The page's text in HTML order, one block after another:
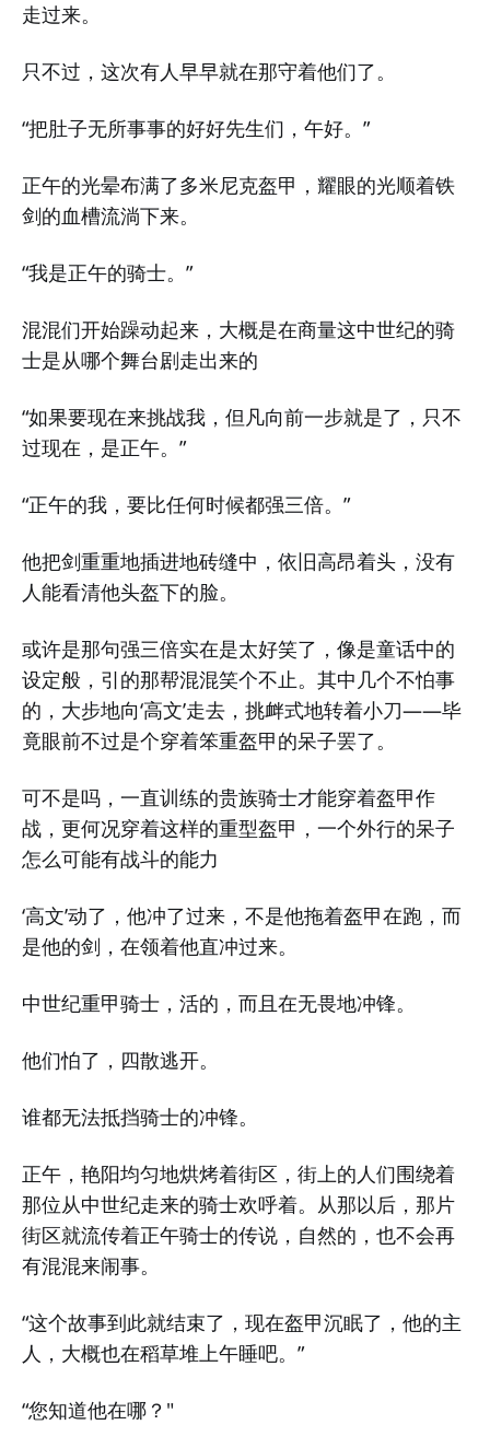
走过来。
只不过，这次有人早早就在那守着他们了。
“把肚子无所事事的好好先生们，午好。”
正午的光晕布满了多米尼克盔甲，耀眼的光顺着铁
剑的血槽流淌下来。
“我是正午的骑士。”
混混们开始躁动起来，大概是在商量这中世纪的骑
士是从哪个舞台剧走出来的
“如果要现在来挑战我，但凡向前一步就是了，只不
过现在，是正午。”
“正午的我，要比任何时候都强三倍。”
他把剑重重地插进地砖缝中，依旧高昂着头，没有
人能看清他头盔下的脸。
或许是那句强三倍实在是太好笑了，像是童话中的
设定般，引的那帮混混笑个不止。其中几个不怕事
的，大步地向‘高文’走去，挑衅式地转着小刀——毕
竟眼前不过是个穿着笨重盔甲的呆子罢了。
可不是吗，一直训练的贵族骑士才能穿着盔甲作
战，更何况穿着这样的重型盔甲，一个外行的呆子
怎么可能有战斗的能力
‘高文’动了，他冲了过来，不是他拖着盔甲在跑，而
是他的剑，在领着他直冲过来。
中世纪重甲骑士，活的，而且在无畏地冲锋。
他们怕了，四散逃开。
谁都无法抵挡骑士的冲锋。
正午，艳阳均匀地烘烤着街区，街上的人们围绕着
那位从中世纪走来的骑士欢呼着。从那以后，那片
街区就流传着正午骑士的传说，自然的，也不会再
有混混来闹事。
“这个故事到此就结束了，现在盔甲沉眠了，他的主
人，大概也在稻草堆上午睡吧。”
“您知道他在哪？"